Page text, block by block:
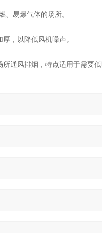
、易爆气体的场所。
，以降低风机噪声。
通风排烟，特点适用于需要